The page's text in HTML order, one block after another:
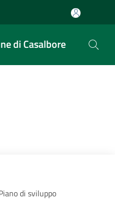
di Casalbore
di sviluppo